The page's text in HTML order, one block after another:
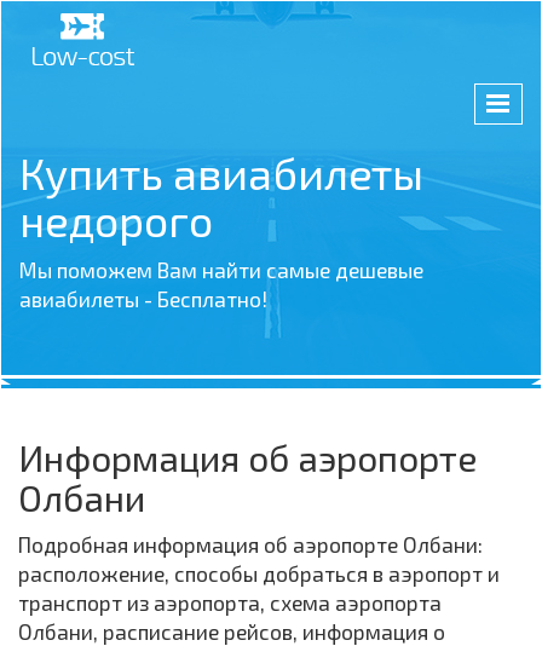
Купить авиабилеты
недорого
Мы поможем Вам найти самые дешевые
авиабилеты - Бесплатно!
Информация об аэропорте
Олбани
Подробная информация об аэропорте Олбани:
расположение, способы добраться в аэропорт и
транспорт из аэропорта, схема аэропорта
Олбани, расписание рейсов, информация о